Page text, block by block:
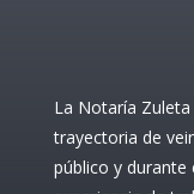
La Notaría
trayectoria de
público y durante